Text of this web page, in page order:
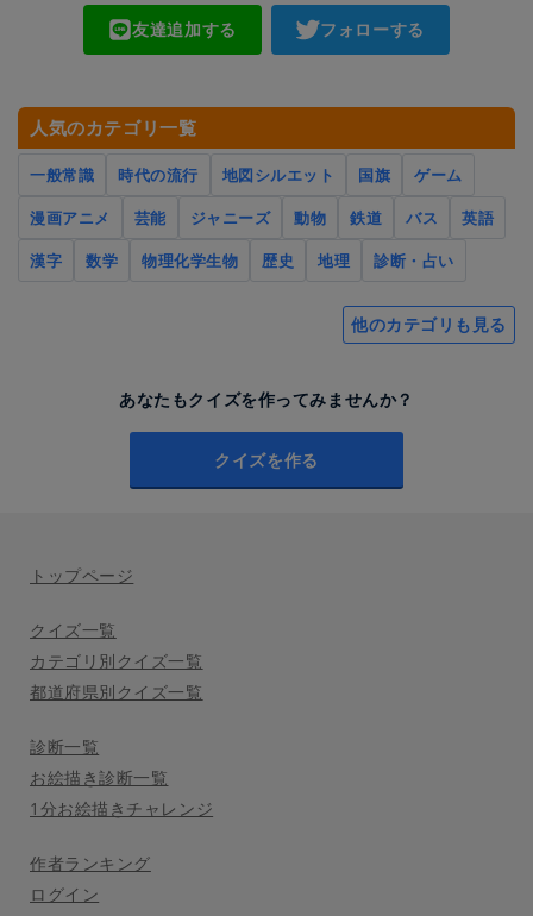
友達追加する フォローする
人気のカテゴリ一覧
一般常識 時代の流行 地図シルエット 国旗
ゲーム
漫画アニメ
芸能 ジャニーズ 動物 鉄道 バス
英語
漢字
数学 物理化学生物 歴史 地理 診断・占い
他のカテゴリも見る
あなたもクイズを作ってみませんか？
クイズを作る
トップページ
クイズ一覧
カテゴリ別クイズ一覧
都道府県別クイズ一覧
診断一覧
お絵描き診断一覧
1分お絵描きチャレンジ
作者ランキング
ログイン